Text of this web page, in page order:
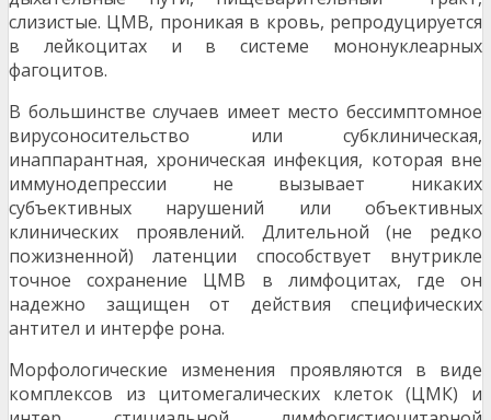
слизистые. ЦМВ, проникая в кровь, репродуцируется
в лейкоцитах и в системе мононуклеарных
фагоцитов.
В большинстве случаев имеет место бессимптомное
вирусоносительство или субклиническая,
инаппарантная, хроническая инфекция, которая вне
иммунодепрессии не вызывает никаких
субъективных нарушений или объективных
клинических проявлений. Длительной (не редко
пожизненной) латенции способствует внутрикле
точное сохранение ЦМВ в лимфоцитах, где он
надежно защищен от действия специфических
антител и интерфе рона.
Морфологические изменения проявляются в виде
комплексов из цитомегалических клеток (ЦМК) и